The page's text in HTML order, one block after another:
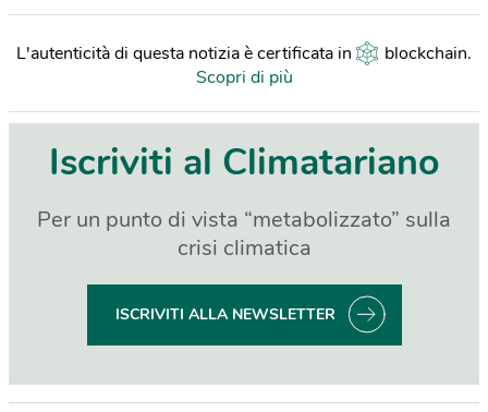
L'autenticità di questa notizia è certificata in blockchain.
Scopri di più
Iscriviti al Climatariano
Per un punto di vista “metabolizzato” sulla
crisi climatica
ISCRIVITI ALLA NEWSLETTER